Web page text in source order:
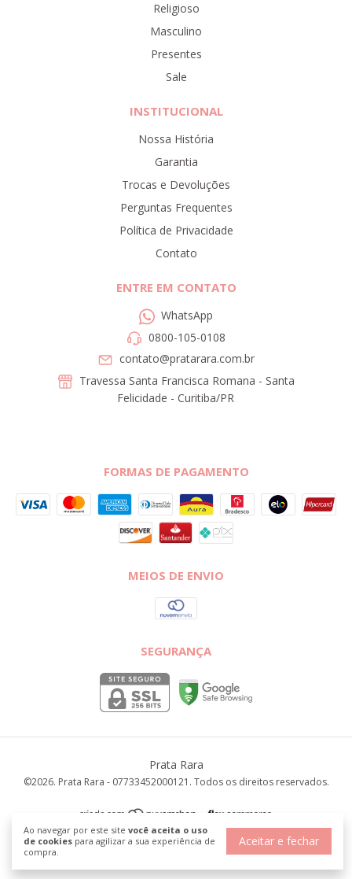
Ao navegar por este site você aceita o uso
de cookies para agilizar a sua experiência de
compra.
Aceitar e fechar
Religioso
Masculino
Presentes
Sale
INSTITUCIONAL
Nossa História
Garantia
Trocas e Devoluções
Perguntas Frequentes
Política de Privacidade
Contato
ENTRE EM CONTATO
WhatsApp
0800-105-0108
contato@pratarara.com.br
Travessa Santa Francisca Romana - Santa
Felicidade - Curitiba/PR
FORMAS DE PAGAMENTO
MEIOS DE ENVIO
SEGURANÇA
Prata Rara
©2026. Prata Rara - 07733452000121. Todos os direitos reservados.